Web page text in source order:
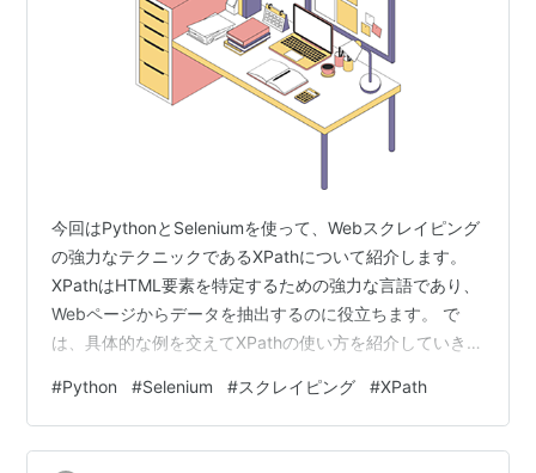
今回はPythonとSeleniumを使って、Webスクレイピング
の強力なテクニックであるXPathについて紹介します。
XPathはHTML要素を特定するための強力な言語であり、
Webページからデータを抽出するのに役立ちます。 で
は、具体的な例を交えてXPathの使い方を紹介していきま
Chromeデベロッパーツールを使ってXPathを見つける方
法 ４．Seleniumを使用したXPath指定での要素の取得
1.XPathとは？ XPathは、XML文書（HTMLも含む）内の
#Python #Selenium #スクレイピング #XPath